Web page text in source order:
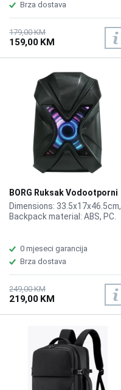
Brza dostava
179,00 KM
159,00 KM
BORG Ruksak Vodootporni
LED X-Warrior
Dimensions: 33.5x17x46.5cm,
Backpack material: ABS, PC.
0 mjeseci garancija
Brza dostava
249,00 KM
219,00 KM